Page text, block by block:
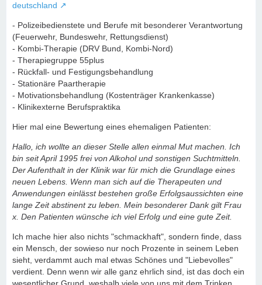
deutschland
- Polizeibedienstete und Berufe mit besonderer Verantwortung
(Feuerwehr, Bundeswehr, Rettungsdienst)
- Kombi-Therapie (DRV Bund, Kombi-Nord)
- Therapiegruppe 55plus
- Rückfall- und Festigungsbehandlung
- Stationäre Paartherapie
- Motivationsbehandlung (Kostenträger Krankenkasse)
- Klinikexterne Berufspraktika
Hier mal eine Bewertung eines ehemaligen Patienten:
Hallo, ich wollte an dieser Stelle allen einmal Mut machen. Ich
bin seit April 1995 frei von Alkohol und sonstigen Suchtmitteln.
Der Aufenthalt in der Klinik war für mich die Grundlage eines
neuen Lebens. Wenn man sich auf die Therapeuten und
Anwendungen einlässt bestehen große Erfolgsaussichten eine
lange Zeit abstinent zu leben. Mein besonderer Dank gilt Frau
x. Den Patienten wünsche ich viel Erfolg und eine gute Zeit.
Ich mache hier also nichts "schmackhaft", sondern finde, dass
ein Mensch, der sowieso nur noch Prozente in seinem Leben
sieht, verdammt auch mal etwas Schönes und "Liebevolles"
verdient. Denn wenn wir alle ganz ehrlich sind, ist das doch ein